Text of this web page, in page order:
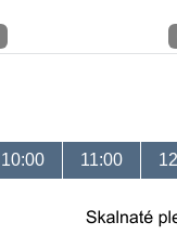
10:00 11:00